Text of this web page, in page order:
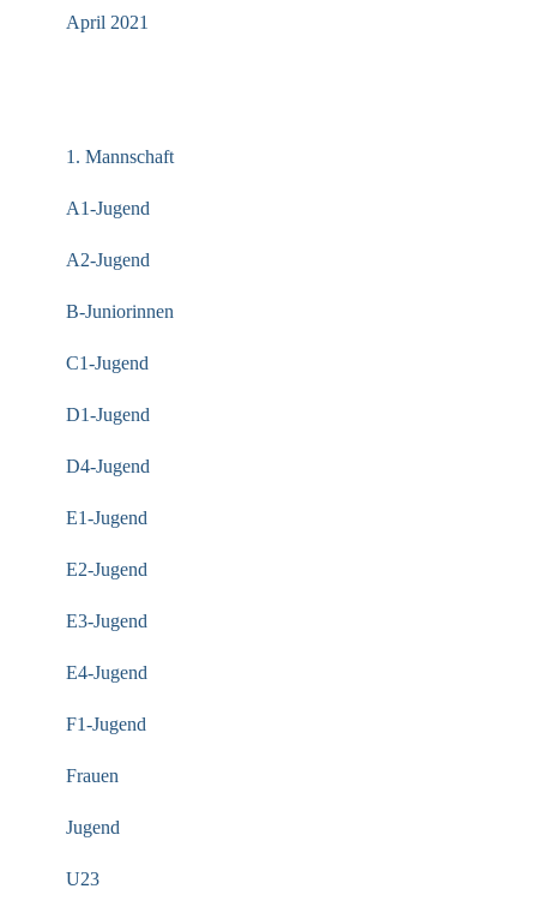
April 2021
1. Mannschaft
A1-Jugend
A2-Jugend
B-Juniorinnen
C1-Jugend
D1-Jugend
D4-Jugend
E1-Jugend
E2-Jugend
E3-Jugend
E4-Jugend
F1-Jugend
Frauen
Jugend
U23